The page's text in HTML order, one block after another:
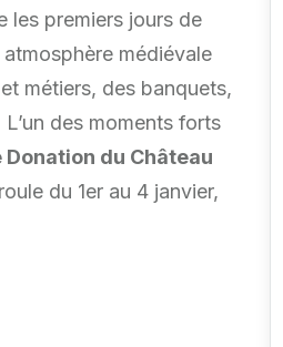
les premiers jours de
médiévale
métiers, des banquets,
des moments forts
Donation du Château
du 1er au 4 janvier,